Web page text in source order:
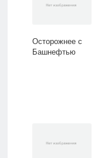
Осторожнее с
Башнефтью